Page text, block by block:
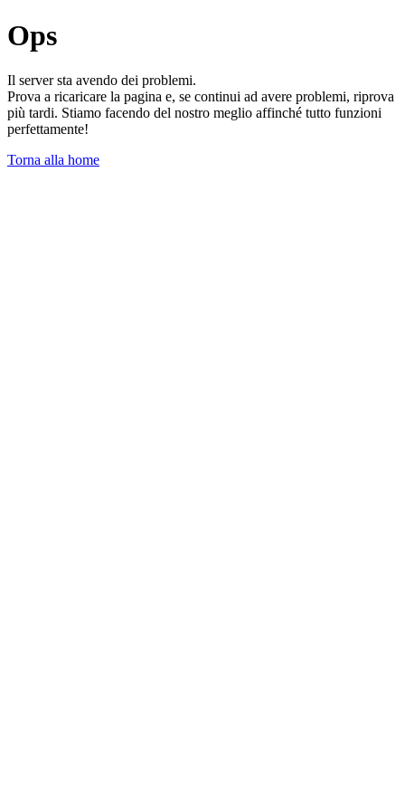
Ops
Il server sta avendo dei problemi.
Prova a ricaricare la pagina e, se continui ad avere problemi, riprova
più tardi. Stiamo facendo del nostro meglio affinché tutto funzioni
perfettamente!
Torna alla home